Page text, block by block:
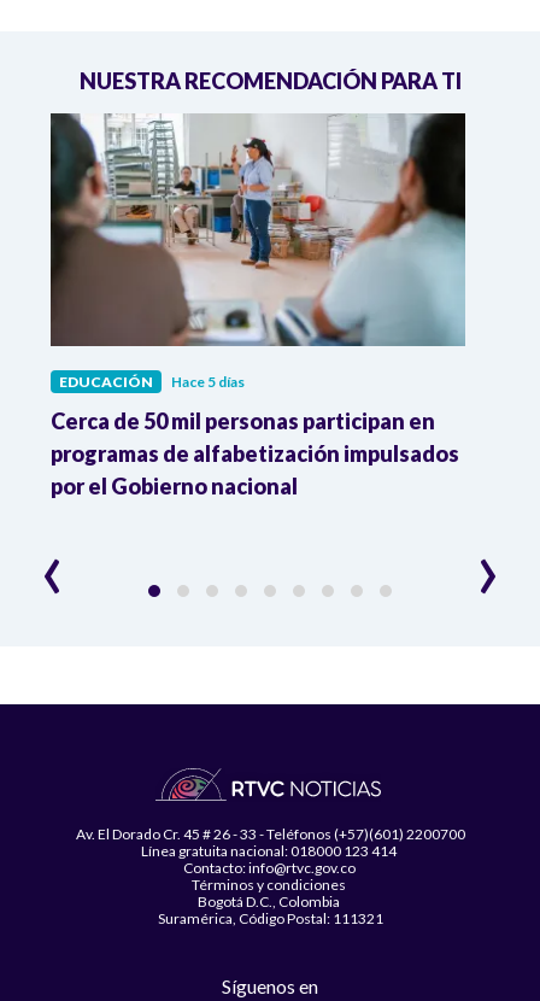
NUESTRA RECOMENDACIÓN PARA TI
EDUCACIÓN Hace 5 días
Cerca de 50 mil personas participan en
programas de alfabetización impulsados
por el Gobierno nacional
‹ ›
Av. El Dorado Cr. 45 # 26 - 33 - Teléfonos (+57)(601) 2200700
Línea gratuita nacional: 018000 123 414
Contacto: info@rtvc.gov.co
Términos y condiciones
Bogotá D.C., Colombia
Suramérica, Código Postal: 111321
Síguenos en